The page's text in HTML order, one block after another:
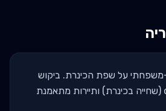
משפחתי על שפת הכינרת. ביקוש
לאימוני open-water (שחייה בכינרת) ותיירות מתאמנת